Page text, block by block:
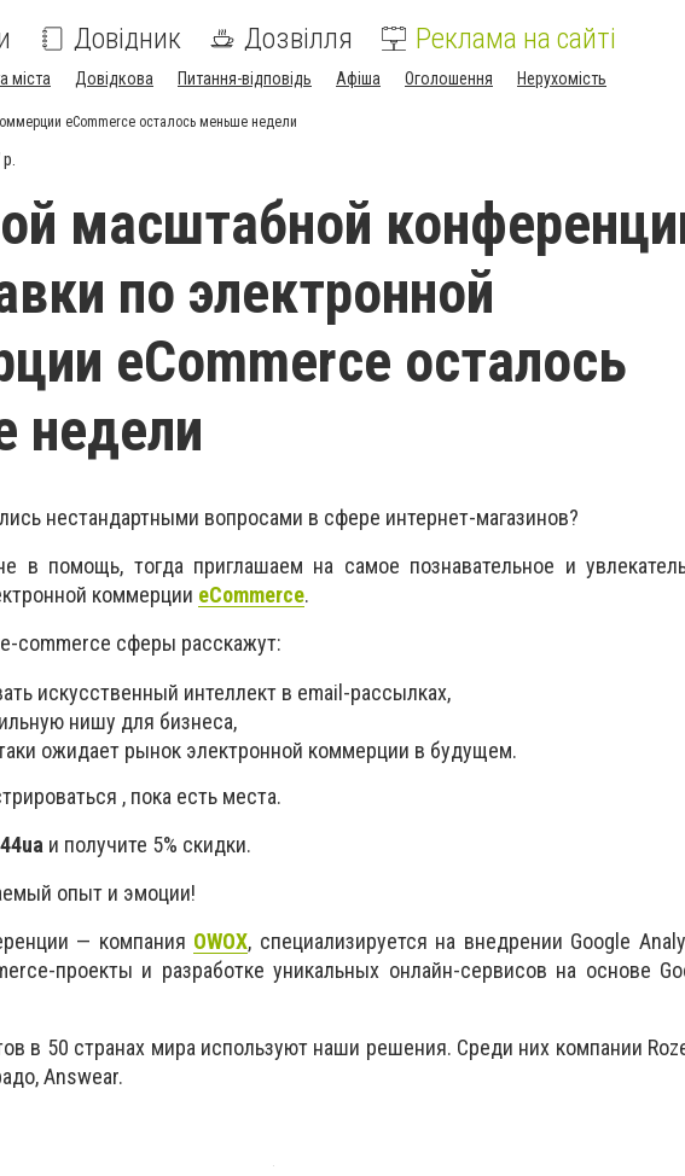
Довідник Дозвілля Реклама на сайті
міста Довідкова Питання-відповідь Афіша Оголошення Нерухомість
eCommerce осталось меньше недели
масштабной
по электронной
eCommerce осталось
недели
нестандартными вопросами в сфере интернет-магазинов?
в помощь, тогда приглашаем на самое познавательное и
коммерции eCommerce.
commerce сферы расскажут:
искусственный интеллект в email-рассылках,
нишу для бизнеса,
ожидает рынок электронной коммерции в будущем.
, пока есть места.
44ua и получите 5% скидки.
опыт и эмоции!
— компания OWOX, специализируется на внедрении Google
проекты и разработке уникальных онлайн-сервисов на основе
в 50 странах мира используют наши решения. Среди них компании
Answear.